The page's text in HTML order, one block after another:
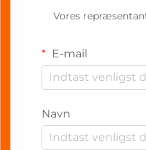
Vores
E-mail
Navn